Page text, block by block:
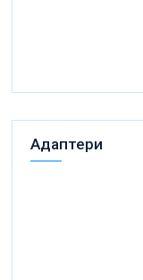
Адаптери